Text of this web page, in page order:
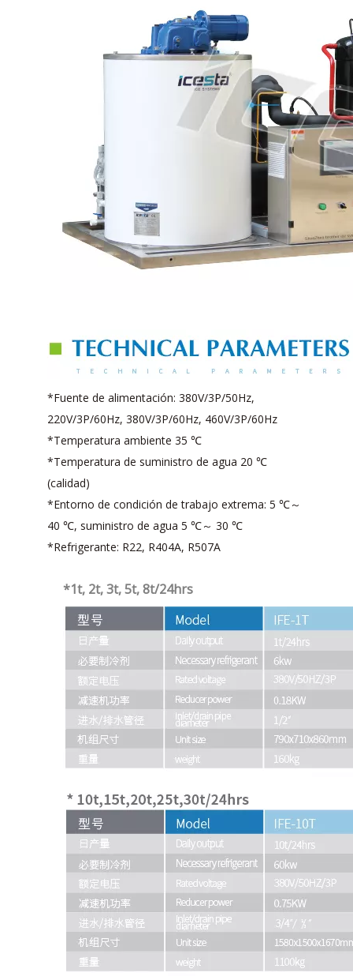
*Fuente de alimentación: 380V/3P/50Hz,
220V/3P/60Hz, 380V/3P/60Hz, 460V/3P/60Hz
*Temperatura ambiente 35 ℃
*Temperatura de suministro de agua 20 ℃
(calidad)
*Entorno de condición de trabajo extrema: 5 ℃～
40 ℃, suministro de agua 5 ℃～ 30 ℃
*Refrigerante: R22, R404A, R507A
*1t, 2t, 3t, 5t, 8t/24hrs